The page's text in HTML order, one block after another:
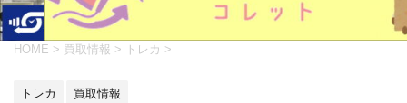
HOME > 買取情報 > トレカ >
トレカ 買取情報